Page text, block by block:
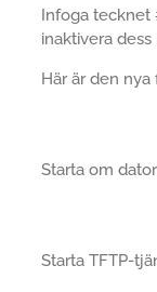
Infoga tecknet
inaktivera
Här är den
Starta om
Starta TFTP-